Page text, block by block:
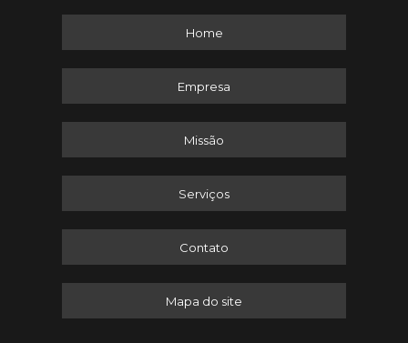
Home
Empresa
Missão
Serviços
Contato
Mapa do site